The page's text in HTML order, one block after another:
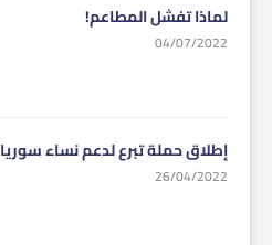
لماذا تفشل المطاعم!
04/07/2022
إطلاق حملة تبرع لدعم نساء سوريا
26/04/2022